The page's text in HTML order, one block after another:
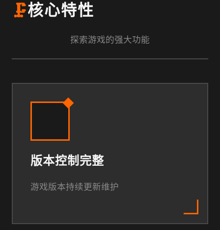
🗜️核心特性
探索游戏的强大功能
版本控制完整
游戏版本持续更新维护